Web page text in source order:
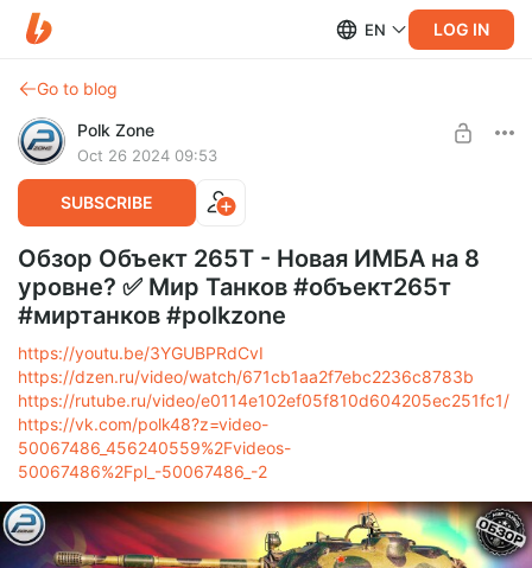
EN LOG IN
Go to blog
Polk Zone
Oct 26 2024 09:53
SUBSCRIBE
Обзор Объект 265Т - Новая ИМБА на 8
уровне? ✅ Мир Танков #объект265т
#миртанков #polkzone
https://youtu.be/3YGUBPRdCvI
https://dzen.ru/video/watch/671cb1aa2f7ebc2236c8783b
https://rutube.ru/video/e0114e102ef05f810d604205ec251fc1/
https://vk.com/polk48?z=video-
50067486_456240559%2Fvideos-
50067486%2Fpl_-50067486_-2